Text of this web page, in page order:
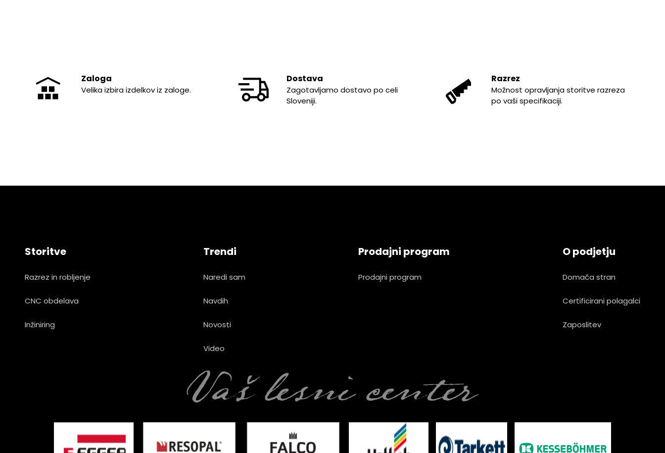
Zaloga
Velika izbira izdelkov iz zaloge.
Dostava
Zagotavljamo dostavo po celi
Sloveniji.
Razrez
Možnost opravljanja storitve razreza
po vaši specifikaciji.
Storitve
Razrez in robljenje
CNC obdelava
Inžiniring
Trendi
Naredi sam
Navdih
Novosti
Video
Prodajni program
Prodajni program
O podjetju
Domača stran
Certificirani polagalci
Zaposlitev